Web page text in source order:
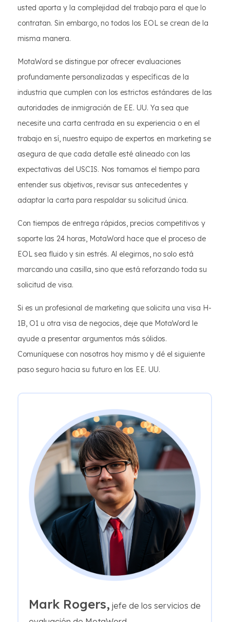
usted aporta y la complejidad del trabajo para el que lo
contratan. Sin embargo, no todos los EOL se crean de la
misma manera.
MotaWord se distingue por ofrecer evaluaciones
profundamente personalizadas y específicas de la
industria que cumplen con los estrictos estándares de las
autoridades de inmigración de EE. UU. Ya sea que
necesite una carta centrada en su experiencia o en el
trabajo en sí, nuestro equipo de expertos en marketing se
asegura de que cada detalle esté alineado con las
expectativas del USCIS. Nos tomamos el tiempo para
entender sus objetivos, revisar sus antecedentes y
adaptar la carta para respaldar su solicitud única.
Con tiempos de entrega rápidos, precios competitivos y
soporte las 24 horas, MotaWord hace que el proceso de
EOL sea fluido y sin estrés. Al elegirnos, no solo está
marcando una casilla, sino que está reforzando toda su
solicitud de visa.
Si es un profesional de marketing que solicita una visa H-
1B, O1 u otra visa de negocios, deje que MotaWord le
ayude a presentar argumentos más sólidos.
Comuníquese con nosotros hoy mismo y dé el siguiente
paso seguro hacia su futuro en los EE. UU.
Mark Rogers, jefe de los servicios de